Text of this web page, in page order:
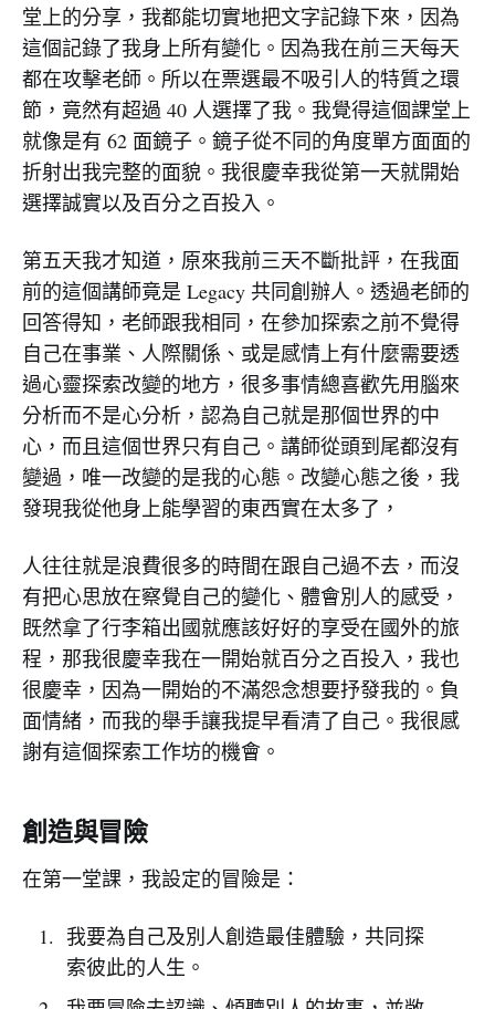
堂上的分享，我都能切實地把文字記錄下來，因為
這個記錄了我身上所有變化。因為我在前三天每天
都在攻擊老師。所以在票選最不吸引人的特質之環
節，竟然有超過 40 人選擇了我。我覺得這個課堂上
就像是有 62 面鏡子。鏡子從不同的角度單方面面的
折射出我完整的面貌。我很慶幸我從第一天就開始
選擇誠實以及百分之百投入。
第五天我才知道，原來我前三天不斷批評，在我面
前的這個講師竟是 Legacy 共同創辦人。透過老師的
回答得知，老師跟我相同，在參加探索之前不覺得
自己在事業、人際關係、或是感情上有什麼需要透
過心靈探索改變的地方，很多事情總喜歡先用腦來
分析而不是心分析，認為自己就是那個世界的中
心，而且這個世界只有自己。講師從頭到尾都沒有
變過，唯一改變的是我的心態。改變心態之後，我
發現我從他身上能學習的東西實在太多了，
人往往就是浪費很多的時間在跟自己過不去，而沒
有把心思放在察覺自己的變化、體會別人的感受，
既然拿了行李箱出國就應該好好的享受在國外的旅
程，那我很慶幸我在一開始就百分之百投入，我也
很慶幸，因為一開始的不滿怨念想要抒發我的。負
面情緒，而我的舉手讓我提早看清了自己。我很感
謝有這個探索工作坊的機會。
創造與冒險
在第一堂課，我設定的冒險是：
我要為自己及別人創造最佳體驗，共同探
索彼此的人生。